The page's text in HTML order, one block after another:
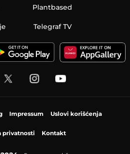
Plantbased
Telegraf TV
Impressum Uslovi korišćenja
privatnosti Kontakt